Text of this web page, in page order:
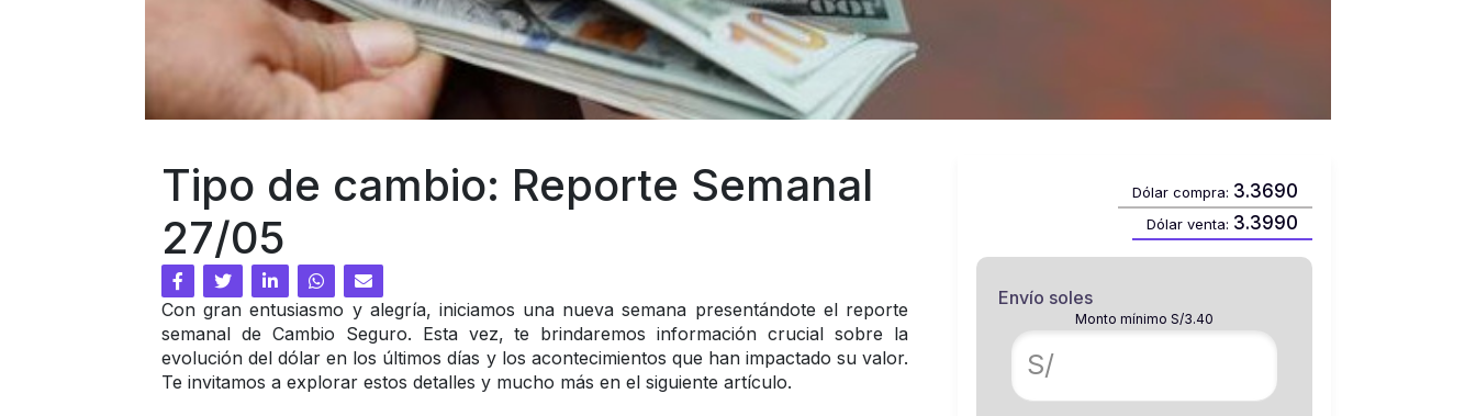
Tipo de cambio: Reporte Semanal
27/05
Con gran entusiasmo y alegría, iniciamos una nueva semana presentándote el reporte
semanal de Cambio Seguro. Esta vez, te brindaremos información crucial sobre la
evolución del dólar en los últimos días y los acontecimientos que han impactado su valor.
Te invitamos a explorar estos detalles y mucho más en el siguiente artículo.
Dólar compra: 3.3690
Dólar venta: 3.3990
Envío soles
Monto mínimo S/3.40
S/